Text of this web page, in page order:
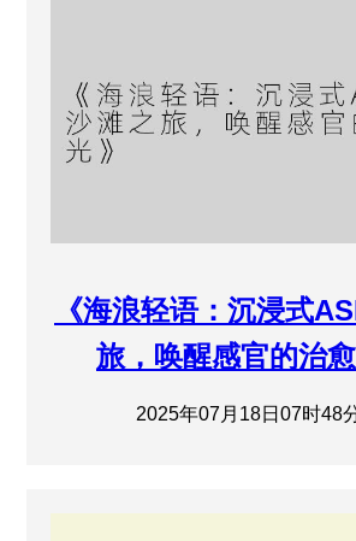
《海浪轻语：沉浸式
旅，唤醒感官的治愈
2025年07月18日07时48